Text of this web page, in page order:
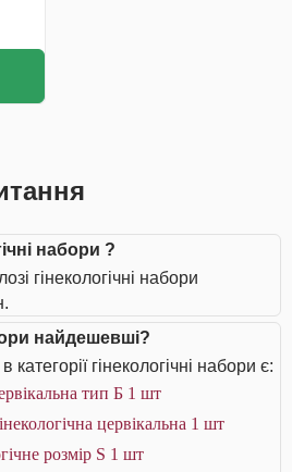
набори ?
гінекологічні набори
найдешевші?
гінекологічні набори є:
тип Б 1 шт
цервікальна 1 шт
розмір S 1 шт